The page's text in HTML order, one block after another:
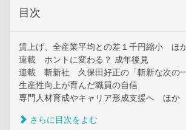
目次
賃上げ、全産業平均との差１千円縮小 ほ
連載 ホントに変わる？ 成年後見
連載 斬新社 久保田好正の「斬新な次の一
生産性向上が育んだ職員の自信
専門人材育成やキャリア形成支援へ ほか
さらに目次をよむ